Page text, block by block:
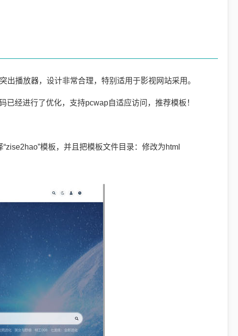
播放器，设计非常合理，特别适用于影视网站采用。
经进行了优化，支持pcwap自适应访问，推荐模板！
模板，并且把模板文件目录：修改为html